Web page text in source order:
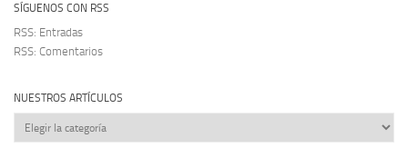
SÍGUENOS CON RSS
RSS: Entradas
RSS: Comentarios
NUESTROS ARTÍCULOS
Nuestros
artículos